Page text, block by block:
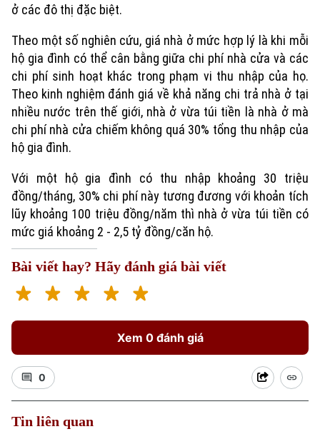
Xu hướng
ở các đô thị đặc biệt.
Theo một số nghiên cứu, giá nhà ở mức hợp lý là khi mỗi
hộ gia đình có thể cân bằng giữa chi phí nhà cửa và các
chi phí sinh hoạt khác trong phạm vi thu nhập của họ.
Theo kinh nghiệm đánh giá về khả năng chi trả nhà ở tại
nhiều nước trên thế giới, nhà ở vừa túi tiền là nhà ở mà
chi phí nhà cửa chiếm không quá 30% tổng thu nhập của
hộ gia đình.
Với một hộ gia đình có thu nhập khoảng 30 triệu
đồng/tháng, 30% chi phí này tương đương với khoản tích
lũy khoảng 100 triệu đồng/năm thì nhà ở vừa túi tiền có
mức giá khoảng 2 - 2,5 tỷ đồng/căn hộ.
Bài viết hay? Hãy đánh giá bài viết
Xem 0 đánh giá
0
Tin liên quan